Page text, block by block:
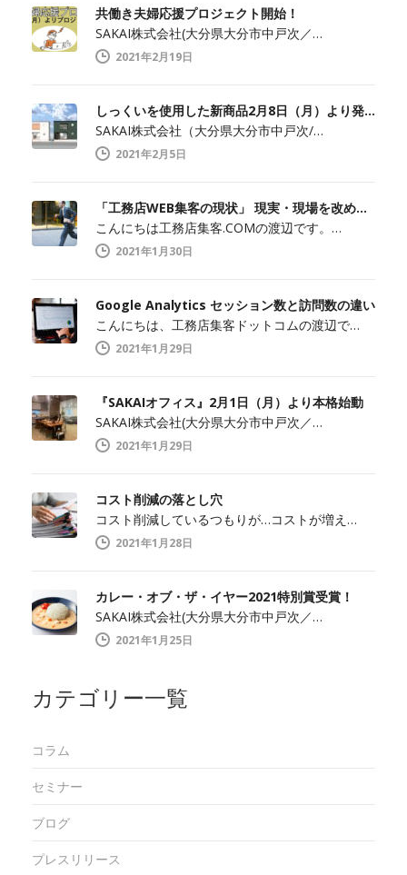
共働き夫婦応援プロジェクト開始！
SAKAI株式会社(大分県大分市中戸次／…
2021年2月19日
しっくいを使用した新商品2月8日（月）より発売開始
SAKAI株式会社（大分県大分市中戸次/…
2021年2月5日
「工務店WEB集客の現状」 現実・現場を改めて知ること
こんにちは工務店集客.COMの渡辺です。…
2021年1月30日
Google Analytics セッション数と訪問数の違い
こんにちは、工務店集客ドットコムの渡辺で…
2021年1月29日
『SAKAIオフィス』2月1日（月）より本格始動
SAKAI株式会社(大分県大分市中戸次／…
2021年1月29日
コスト削減の落とし穴
コスト削減しているつもりが…コストが増え…
2021年1月28日
カレー・オブ・ザ・イヤー2021特別賞受賞！
SAKAI株式会社(大分県大分市中戸次／…
2021年1月25日
カテゴリー一覧
コラム
セミナー
ブログ
プレスリリース